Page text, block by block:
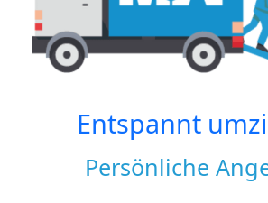
Entspannt
Persönliche